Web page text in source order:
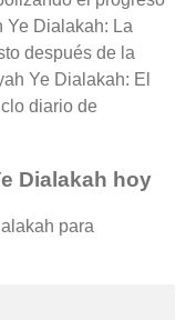
Ye Dialakah: La
después de la
Ye Dialakah: El
diario de
Dialakah hoy
para